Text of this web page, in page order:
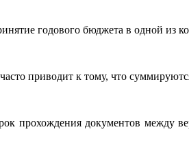
годового бюджета в одной из
приводит к тому, что
прохождения документов